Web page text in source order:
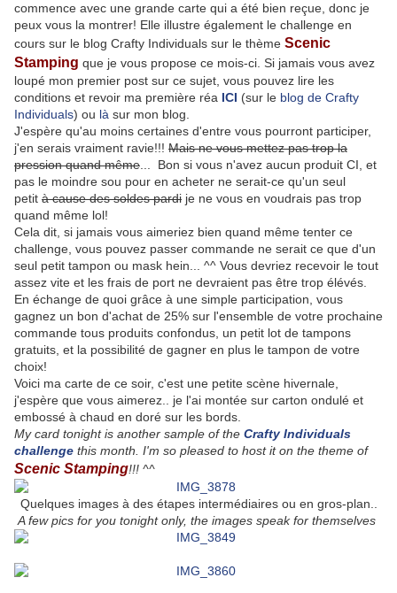
commence avec une grande carte qui a été bien reçue, donc je
peux vous la montrer! Elle illustre également le challenge en
cours sur le blog Crafty Individuals sur le thème Scenic
Stamping que je vous propose ce mois-ci. Si jamais vous avez
loupé mon premier post sur ce sujet, vous pouvez lire les
conditions et revoir ma première réa ICI (sur le blog de Crafty
Individuals) ou là sur mon blog.
J'espère qu'au moins certaines d'entre vous pourront participer,
j'en serais vraiment ravie!!! Mais ne vous mettez pas trop la
pression quand même ... Bon si vous n'avez aucun produit CI, et
pas le moindre sou pour en acheter ne serait-ce qu'un seul
petit à cause des soldes pardi je ne vous en voudrais pas trop
quand même lol!
Cela dit, si jamais vous aimeriez bien quand même tenter ce
challenge, vous pouvez passer commande ne serait ce que d'un
seul petit tampon ou mask hein... ^^ Vous devriez recevoir le tout
assez vite et les frais de port ne devraient pas être trop élévés.
En échange de quoi grâce à une simple participation, vous
gagnez un bon d'achat de 25% sur l'ensemble de votre prochaine
commande tous produits confondus, un petit lot de tampons
gratuits, et la possibilité de gagner en plus le tampon de votre
choix!
Voici ma carte de ce soir, c'est une petite scène hivernale,
j'espère que vous aimerez.. je l'ai montée sur carton ondulé et
embossé à chaud en doré sur les bords.
My card tonight is another sample of the Crafty Individuals
challenge this month. I'm so pleased to host it on the theme of
Scenic Stamping!!! ^^
Quelques images à des étapes intermédiaires ou en gros-plan..
A few pics for you tonight only, the images speak for themselves